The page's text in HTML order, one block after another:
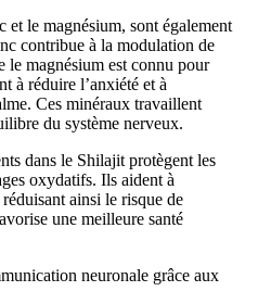
et le magnésium, sont également
contribue à la modulation de
le magnésium est connu pour
à réduire l’anxiété et à
Ces minéraux travaillent
du système nerveux.
dans le Shilajit protègent les
oxydatifs. Ils aident à
ainsi le risque de
une meilleure santé
neuronale grâce aux